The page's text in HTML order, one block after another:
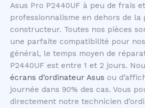
Asus Pro P2440UF à peu de frais
professionnalisme en dehors de la
constructeur. Toutes nos pièces
une parfaite compatibilité pour
général, le temps moyen de
P2440UF est entre 1 et 2 jours.
écrans d’ordinateur Asus ou
journée dans 90% des cas. Vous
directement notre technicien